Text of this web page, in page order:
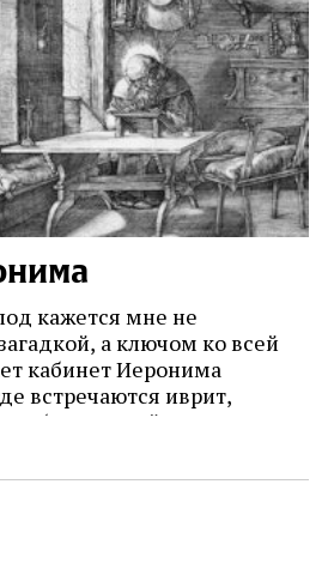
кажется мне не
а ключом ко всей
кабинет Иеронима
встречаются иврит,
буквальный смысл и
филологическая
переводчик,
исправления, и
исправление как